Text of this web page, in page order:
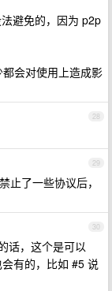
避免的，因为 p2p
会对使用上造成影
28
29
止了一些协议后，
30
话，这个是可以
有的，比如 #5 说